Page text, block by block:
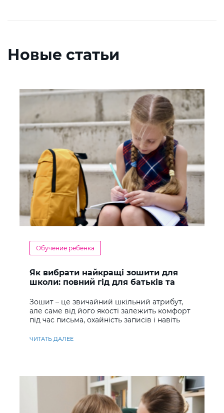
Новые статьи
Обучение ребенка
Як вибрати найкращі зошити для
школи: повний гід для батьків та
Зошит – це звичайний шкільний атрибут,
але саме від його якості залежить комфорт
під час письма, охайність записів і навіть
ЧИТАТЬ ДАЛЕЕ